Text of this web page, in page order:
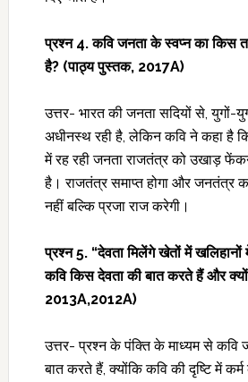
प्रश्न 4. कवि जनता के स्वप्न का किस
है? (पाठ्य पुस्तक, 2017A)
उत्तर- भारत की जनता सदियों से, युगों-
अधीनस्थ रही है, लेकिन कवि ने कहा है
में रह रही जनता राजतंत्र को उखाड़
है। राजतंत्र समाप्त होगा और जनतंत्र
नहीं बल्कि प्रजा राज करेगी।
प्रश्न5. “देवता मिलेंगे खेतों में
कवि किस देवता की बात करते हैं और
2013A,2012A)
उत्तर- प्रश्न के पंक्ति के माध्यम से कवि
बात करते हैं, क्योंकि कवि की दृष्टि में